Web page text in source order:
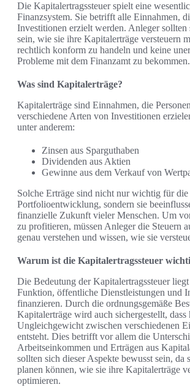
Die Kapitalertragssteuer spielt eine
Finanzsystem. Sie betrifft alle Einnahmen,
Investitionen erzielt werden. Anleger sollten
sein, wie sie ihre Kapitalerträge versteuern
rechtlich konform zu handeln und keine
Probleme mit dem Finanzamt zu bekommen.
Was sind Kapitalerträge?
Kapitalerträge sind Einnahmen, die
verschiedene Arten von Investitionen
unter anderem:
Zinsen aus Sparguthaben
Dividenden aus Aktien
Gewinne aus dem Verkauf von
Solche Erträge sind nicht nur wichtig für die
Portfolioentwicklung, sondern sie
finanzielle Zukunft vieler Menschen. Um
zu profitieren, müssen Anleger die Steuern
genau verstehen und wissen, wie sie
Warum ist die Kapitalertragssteuer
Die Bedeutung der Kapitalertragssteuer
Funktion, öffentliche Dienstleistungen und
finanzieren. Durch die ordnungsgemäße
Kapitalerträge wird auch sichergestellt, dass
Ungleichgewicht zwischen verschiedenen
entsteht. Dies betrifft vor allem die
Arbeitseinkommen und Erträgen aus
sollten sich dieser Aspekte bewusst sein, da
planen können, wie sie ihre Kapitalerträge
optimieren.